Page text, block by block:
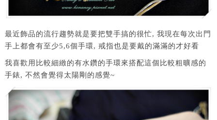
最近飾品的流行趨勢就是要把雙手搞的很忙, 我現在每次出門
手上都會有至少5,6個手環, 戒指也是要戴的滿滿的才好看
我喜歡用比較細緻的有水鑽的手環來搭配這個比較粗曠感的
手錶, 不然會覺得太陽剛的感覺~